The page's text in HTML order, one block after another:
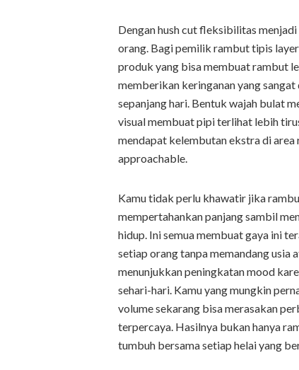
Dengan hush cut fleksibilitas
orang. Bagi pemilik rambut tipis
produk yang bisa membuat rambut
memberikan keringanan yang
sepanjang hari. Bentuk wajah bulat
visual membuat pipi terlihat lebih
mendapat kelembutan ekstra di area
approachable.
Kamu tidak perlu khawatir jika
mempertahankan panjang sambil
hidup. Ini semua membuat gaya ini
setiap orang tanpa memandang usia
menunjukkan peningkatan mood
sehari-hari. Kamu yang mungkin
volume sekarang bisa merasakan
terpercaya. Hasilnya bukan hanya
tumbuh bersama setiap helai yang